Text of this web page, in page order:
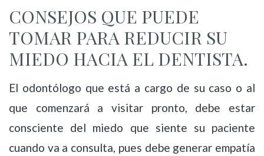
CONSEJOS QUE PUEDE
TOMAR PARA REDUCIR SU
MIEDO HACIA EL DENTISTA.
El odontólogo que está a cargo de su caso o al
que comenzará a visitar pronto, debe estar
consciente del miedo que siente su paciente
cuando va a consulta, pues debe generar empatía